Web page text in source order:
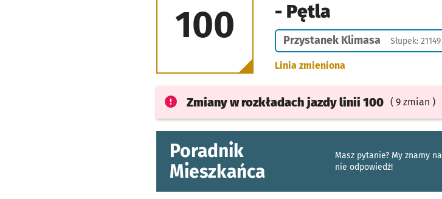
100
- Pętla
Przystanek Klimasa Słupek: 21149
Linia zmieniona
Zmiany w rozkładach jazdylinii 100 ( 9 zmian )
Poradnik
Mieszkańca
Masz pytanie? My znamy na
nie odpowiedź!